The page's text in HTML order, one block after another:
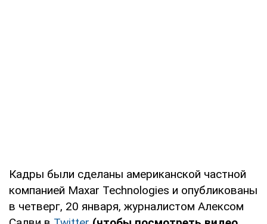
Кадры были сделаны американской частной
компанией Maxar Technologies и опубликованы
в четверг, 20 января, журналистом Алексом